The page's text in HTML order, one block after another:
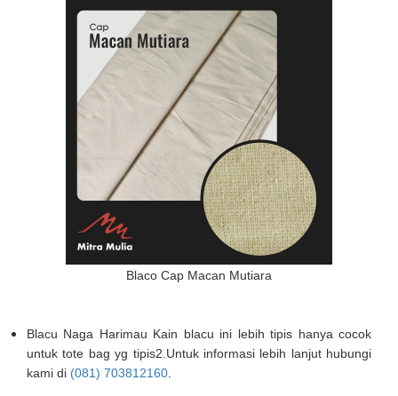
Blaco Cap Macan Mutiara
Blacu Naga Harimau Kain blacu ini lebih tipis hanya cocok
untuk tote bag yg tipis2.Untuk informasi lebih lanjut hubungi
kami di (081) 703812160